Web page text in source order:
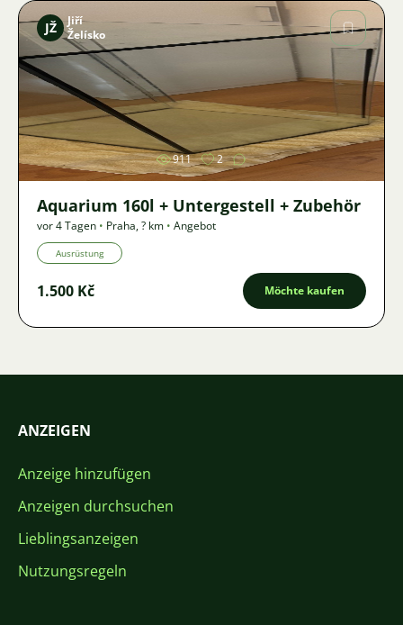
Bild
JŽ
Jiří
Želísko
911 2
Aquarium 160l + Untergestell + Zubehör
vor 4 Tagen • Praha,? km • Angebot
Ausrüstung
1.500 Kč Möchte kaufen
ANZEIGEN
Anzeige hinzufügen
Anzeigen durchsuchen
Lieblingsanzeigen
Nutzungsregeln